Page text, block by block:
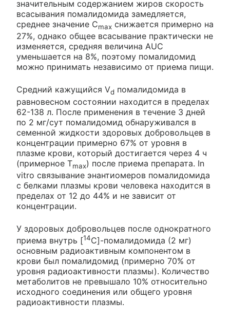
значительным содержанием жиров скорость
всасывания помалидомида замедляется,
среднее значение Cmax снижается примерно на
27%, однако общее всасывание практически не
изменяется, средняя величина AUC
уменьшается на 8%, поэтому помалидомид
можно принимать независимо от приема пищи.
Средний кажущийся Vd помалидомида в
равновесном состоянии находится в пределах
62-138 л. После применения в течение 3 дней
по 2 мг/сут помалидомид обнаруживался в
семенной жидкости здоровых добровольцев в
концентрации примерно 67% от уровня в
плазме крови, который достигается через 4 ч
(примерное Tmax) после приема препарата. In
vitro связывание энантиомеров помалидомида
с белками плазмы крови человека находится в
пределах от 12 до 44% и не зависит от
концентрации.
У здоровых добровольцев после однократного
приема внутрь [14С]-помалидомида (2 мг)
основным радиоактивным компонентом в
крови был помалидомид (примерно 70% от
уровня радиоактивности плазмы). Количество
метаболитов не превышало 10% относительно
исходного соединения или общего уровня
радиоактивности плазмы.